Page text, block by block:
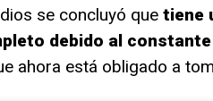
se concluyó que tiene
debido al
ahora está obligado a